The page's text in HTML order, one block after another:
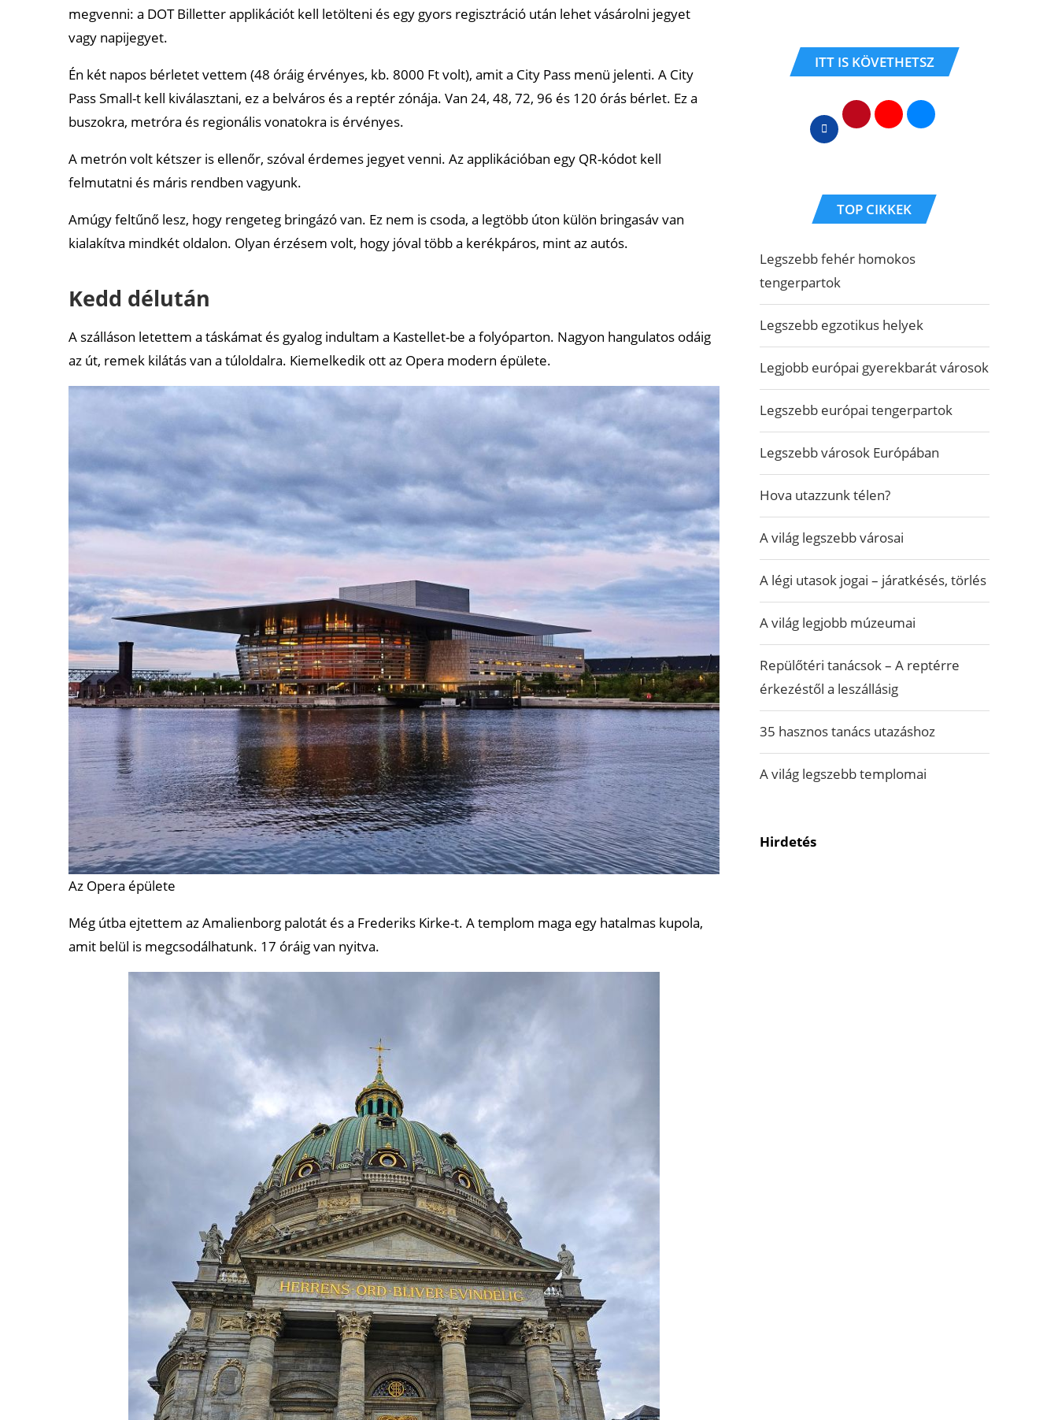
megvenni: a DOT Billetter applikációt kell letölteni és egy gyors regisztráció után lehet vásárolni jegyet
vagy napijegyet.
Én két napos bérletet vettem (48 óráig érvényes, kb. 8000 Ft volt), amit a City Pass menü jelenti. A City
Pass Small-t kell kiválasztani, ez a belváros és a reptér zónája. Van 24, 48, 72, 96 és 120 órás bérlet. Ez a
buszokra, metróra és regionális vonatokra is érvényes.
A metrón volt kétszer is ellenőr, szóval érdemes jegyet venni. Az applikációban egy QR-kódot kell
felmutatni és máris rendben vagyunk.
Amúgy feltűnő lesz, hogy rengeteg bringázó van. Ez nem is csoda, a legtöbb úton külön bringasáv van
kialakítva mindkét oldalon. Olyan érzésem volt, hogy jóval több a kerékpáros, mint az autós.
Kedd délután
A szálláson letettem a táskámat és gyalog indultam a Kastellet-be a folyóparton. Nagyon hangulatos odáig
az út, remek kilátás van a túloldalra. Kiemelkedik ott az Opera modern épülete.
Az Opera épülete
Még útba ejtettem az Amalienborg palotát és a Frederiks Kirke-t. A templom maga egy hatalmas kupola,
amit belül is megcsodálhatunk. 17 óráig van nyitva.
ITT IS KÖVETHETSZ
TOP CIKKEK
Legszebb fehér homokos
tengerpartok
Legszebb egzotikus helyek
Legjobb európai gyerekbarát városok
Legszebb európai tengerpartok
Legszebb városok Európában
Hova utazzunk télen?
A világ legszebb városai
A légi utasok jogai – járatkésés, törlés
A világ legjobb múzeumai
Repülőtéri tanácsok – A reptérre
érkezéstől a leszállásig
35 hasznos tanács utazáshoz
A világ legszebb templomai
Hirdetés